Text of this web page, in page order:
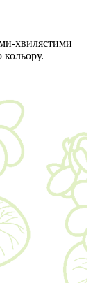
хвилястими